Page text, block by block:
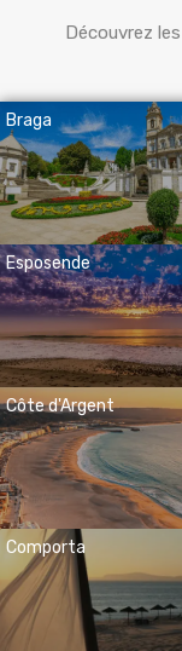
Découvrez
Braga
Esposende
Côte d'Argent
Comporta